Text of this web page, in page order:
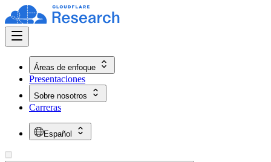
Áreas de enfoque
Presentaciones
Sobre nosotros
Carreras
Español